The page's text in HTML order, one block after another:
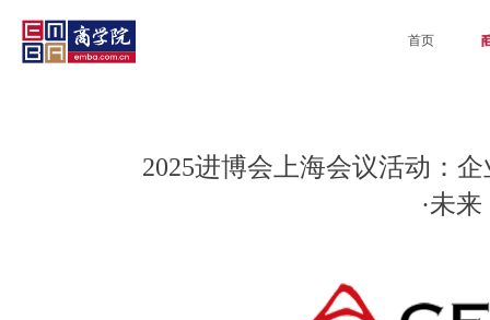
首页
2025进博会上海会议活动：
·未来